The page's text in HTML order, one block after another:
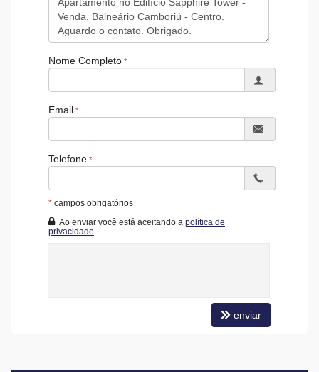
Quiosque Externo
Automação Predial
Piscina Infantil
Câmeras de Segurança
Elevador
Pet Place
Deck Molhado
Espaço Zen
Box de Praia
Hall Decorado e Mobiliado
Infra para Veículos Elétricos
Estar Social
Nome Completo
Email
Telefone
* campos obrigatórios
Ao enviar você está aceitando a política de
privacidade
enviar